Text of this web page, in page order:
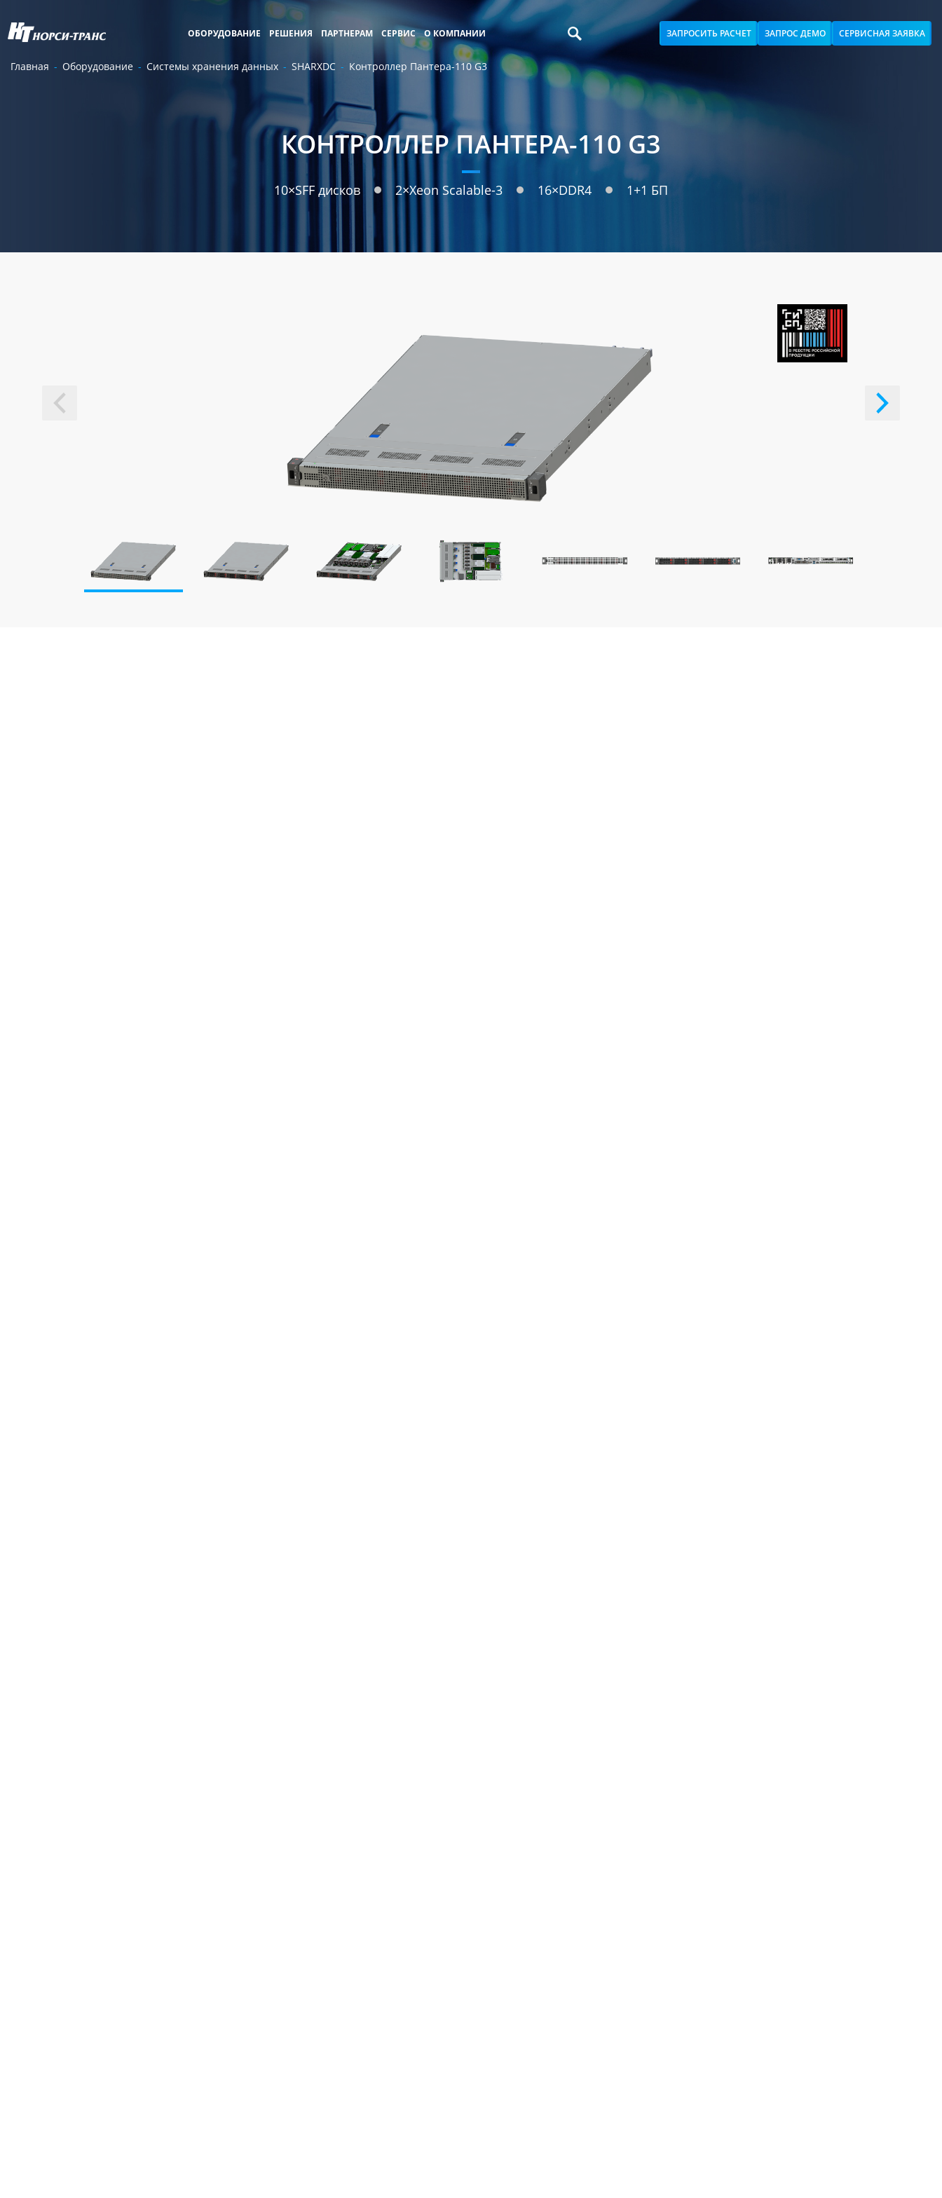
ОБОРУДОВАНИЕ РЕШЕНИЯ ПАРТНЕРАМ СЕРВИС О КОМПАНИИ ЗАПРОСИТЬ РАСЧЕТ ЗАПРОС ДЕМО СЕРВИСНАЯ ЗАЯВКА
Главная Оборудование Системы хранения данных SHARXDC Контроллер Пантера-110 G3
КОНТРОЛЛЕР ПАНТЕРА-110 G3
10×SFF дисков 2×Xeon Scalable-3 16×DDR4 1+1 БП